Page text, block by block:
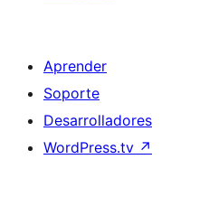
Aprender
Soporte
Desarrolladores
WordPress.tv ↗